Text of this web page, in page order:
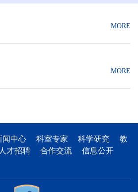
MORE
MORE
闻中心 科室专家 科学研究
教
人才招聘 合作交流
信息公开